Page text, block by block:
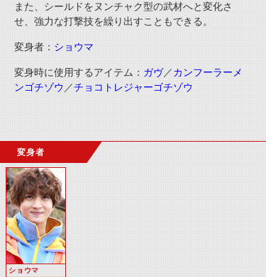
また、シールドをヌンチャク型の武材へと変化さ
せ、強力な打撃技を繰り出すこともできる。
変身者： ショウマ
変身時に使用するアイテム： ガヴ／カンフーラーメ
ンゴチゾウ ／チョコトレジャーゴチゾウ
変身者
ショウマ